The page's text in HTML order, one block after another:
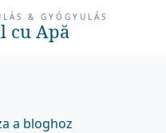
& GYÓGYULÁS
cu Apă
a bloghoz